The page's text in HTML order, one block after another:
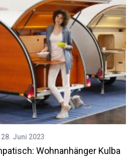
28. Juni 2023
Wohnanhänger Kulba